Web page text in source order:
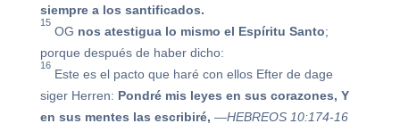
siempre a los santificados.
15
OG nos atestigua lo mismo el Espíritu Santo;
porque después de haber dicho:
16
Este es el pacto que haré con ellos Efter de dage
siger Herren: Pondré mis leyes en sus corazones, Y
en sus mentes las escribiré, —HEBREOS 10:174-16